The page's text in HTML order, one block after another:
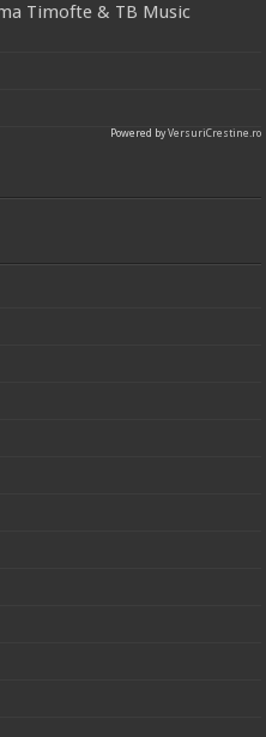
Timofte & TB Music
Powered byVersuriCrestine.ro